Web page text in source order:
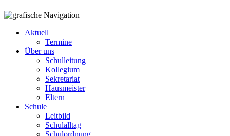
Aktuell
Termine
Über uns
Schulleitung
Kollegium
Sekretariat
Hausmeister
Eltern
Schule
Leitbild
Schulalltag
Schulordnung